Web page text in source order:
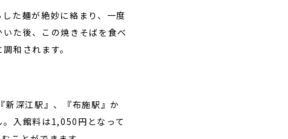
た麺が絶妙に絡まり、一度
た後、この焼きそばを食べ
和されます。
新深江駅』、『布施駅』か
入館料は1,050円となって